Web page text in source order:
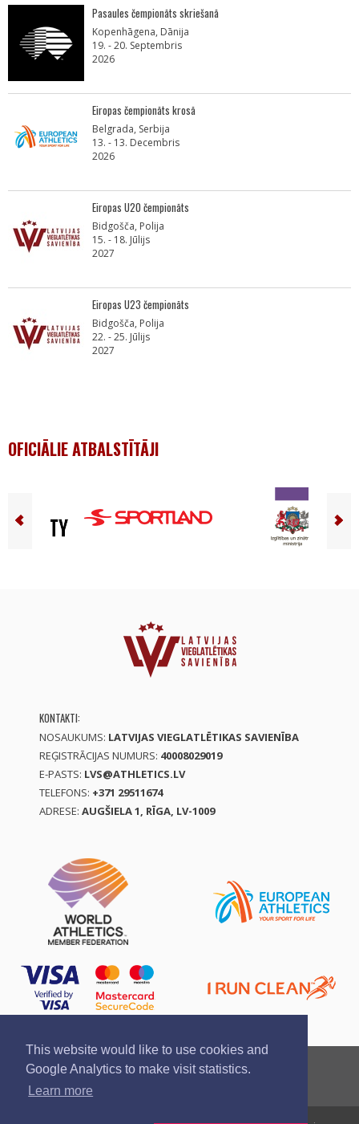
This website would like to use cookies and
Google Analytics to make visit statistics.
Learn more
Pasaules čempionāts skriešanā
Kopenhāgena, Dānija
19. - 20. Septembris
2026
Eiropas čempionāts krosā
Belgrada, Serbija
13. - 13. Decembris
2026
Eiropas U20 čempionāts
Bidgošča, Polija
15. - 18. Jūlijs
2027
Eiropas U23 čempionāts
Bidgošča, Polija
22. - 25. Jūlijs
2027
OFICIĀLIE ATBALSTĪTĀJI
KONTAKTI:
NOSAUKUMS: LATVIJAS VIEGLATLĒTIKAS SAVIENĪBA
REĢISTRĀCIJAS NUMURS: 40008029019
E-PASTS: LVS@ATHLETICS.LV
TELEFONS: +371 29511674
ADRESE: AUGŠIELA 1, RĪGA, LV-1009
Ziņo par pārkāpumu
Privātuma politika
Pirkšanas un atgriešanas noteikumi